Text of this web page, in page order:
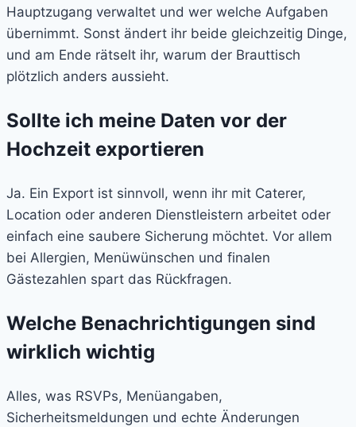
Hauptzugang verwaltet und wer welche Aufgaben
übernimmt. Sonst ändert ihr beide gleichzeitig Dinge,
und am Ende rätselt ihr, warum der Brauttisch
plötzlich anders aussieht.
Sollte ich meine Daten vor der
Hochzeit exportieren
Ja. Ein Export ist sinnvoll, wenn ihr mit Caterer,
Location oder anderen Dienstleistern arbeitet oder
einfach eine saubere Sicherung möchtet. Vor allem
bei Allergien, Menüwünschen und finalen
Gästezahlen spart das Rückfragen.
Welche Benachrichtigungen sind
wirklich wichtig
Alles, was RSVPs, Menüangaben,
Sicherheitsmeldungen und echte Änderungen